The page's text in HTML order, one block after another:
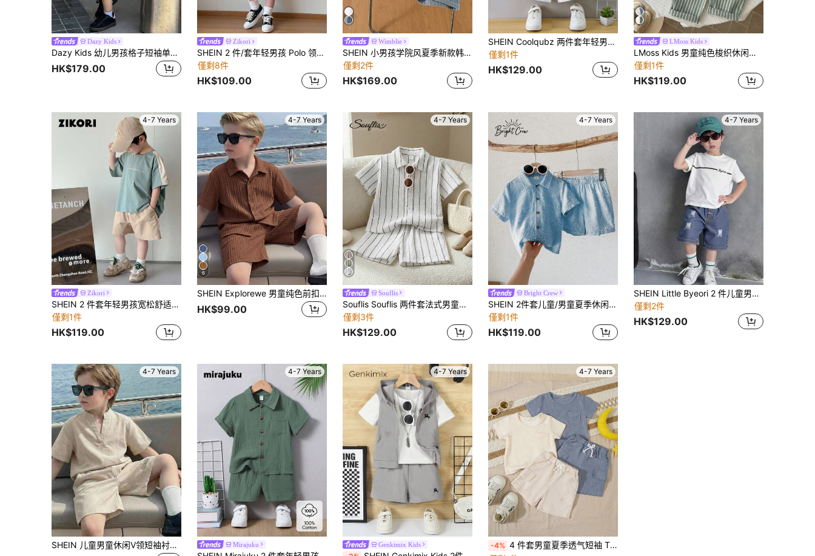
Dazy Kids
Dazy Kids 幼儿男孩格子短袖单排扣衬衫和短裤休闲装
HK$179.00
Zikori
SHEIN 2 件/套年轻男孩 Polo 领撞色拼接休闲时尚日常百搭针织衬衫 T 恤和编织短裤，适合春夏季、日常、运动、郊游、学校、派对、节日、拍照
僅剩8件
HK$109.00
Wimblie
SHEIN 小男孩学院风夏季新款韩版休闲装刺绣图案Polo衫+条纹短裤两件套，简约迷人
僅剩2件
HK$169.00
SHEIN Coolqubz 两件套年轻男孩休闲舒适时尚简约实用百搭柔软亚麻材质半长袖衬衫和短裤，透气舒适，适合春夏季、度假、夏季、旅行
僅剩1件
HK$129.00
LMoss Kids
LMoss Kids 男童纯色梭织休闲衬衫和条纹裤两件套
僅剩1件
HK$119.00
4-7 Years
Zikori
SHEIN 2 件套年轻男孩宽松舒适休闲套装，撞色针织圆领短袖 T 恤和短裤，适合春夏季日常穿着、运动、郊游、上学、聚会、节日、演出和拍照
僅剩1件
HK$119.00
4-7 Years
6
SHEIN Explorewe 男童纯色前扣短袖上衣和短裤夏季休闲装
HK$99.00
4-7 Years
Souflis
Souflis Souflis 两件套法式男童条纹针织衬衫短裤套装，适合度假、玩耍、户外购物等场合。
僅剩3件
HK$129.00
4-7 Years
Bright Crew
SHEIN 2件套儿童/男童夏季休闲度假衬衫短裤套装，度假装，男童夏季套装
僅剩1件
HK$119.00
4-7 Years
SHEIN Little Byeori 2 件儿童男童休闲百搭舒适图案印花宽松圆领短袖针织 T 恤和牛仔宽松短裤 2 件套装
僅剩2件
HK$129.00
4-7 Years
SHEIN 儿童男童休闲V领短袖衬衫和短裤两件套
4-7 Years
Mirajuku
4-7 Years
Genkimix Kids
4-7 Years
-4% 4 件套男童夏季透气短袖 T 恤和工装短裤套装，休闲度假风格